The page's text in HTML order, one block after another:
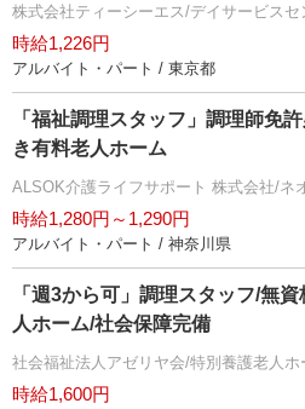
株式会社ティーシーエス/デイサービス
時給1,226円
アルバイト・パート / 東京都
「福祉調理スタッフ」調理師免
き有料老人ホーム
ALSOK介護ライフサポート 株式会社/ネ
時給1,280円～1,290円
アルバイト・パート / 神奈川県
「週3から可」調理スタッフ/無
人ホーム/社会保障完備
社会福祉法人アゼリヤ会/特別養護老人
時給1,600円